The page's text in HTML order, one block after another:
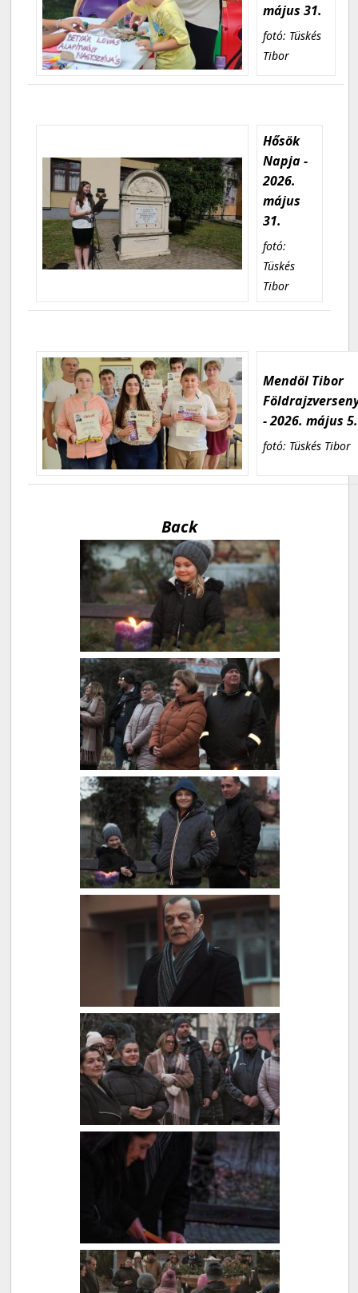
május 31.
fotó: Tüskés
Tibor
Hősök
Napja -
2026.
május
31.
fotó:
Tüskés
Tibor
Mendöl Tibor
- 2026. május 5.
fotó: Tüskés Tibor
Back